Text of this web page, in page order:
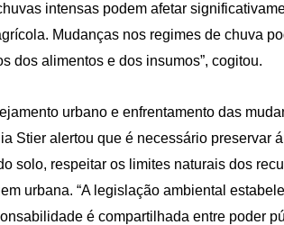
intensas podem afetar
Mudanças nos regimes de chuva
dos alimentos e dos insumos”, cogitou.
urbano e enfrentamento das
Stier alertou que é necessário preservar
solo, respeitar os limites naturais dos
urbana. “A legislação ambiental
é compartilhada entre poder